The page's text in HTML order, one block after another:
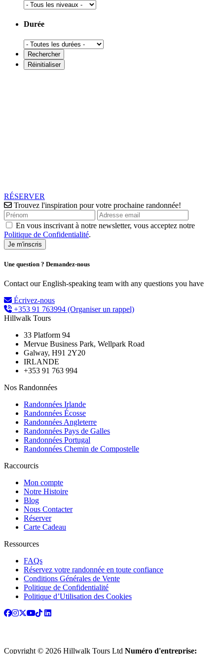
Durée
RÉSERVER
Trouvez l'inspiration pour votre prochaine randonnée!
En vous inscrivant à notre newsletter, vous acceptez notre
Politique de Confidentialité.
Une question ? Demandez-nous
Contact our English-speaking team with any questions you have
Écrivez-nous
+353 91 763994 (Organiser un rappel)
Hillwalk Tours
33 Platform 94
Mervue Business Park, Wellpark Road
Galway, H91 2Y20
IRLANDE
+353 91 763 994
Nos Randonnées
Randonnées Irlande
Randonnées Écosse
Randonnées Angleterre
Randonnées Pays de Galles
Randonnées Portugal
Randonnées Chemin de Compostelle
Raccourcis
Mon compte
Notre Histoire
Blog
Nous Contacter
Réserver
Carte Cadeau
Ressources
FAQs
Réservez votre randonnée en toute confiance
Conditions Générales de Vente
Politique de Confidentialité
Politique d’Utilisation des Cookies
Copyright © 2026 Hillwalk Tours Ltd Numéro d'entreprise: